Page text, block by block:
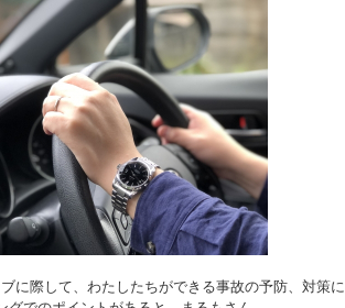
に際して、わたしたちができる事故の予防、対策